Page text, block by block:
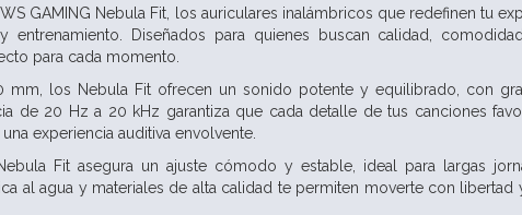
GAMING Nebula Fit, los auriculares inalámbricos que redefinen tu
Diseñados para quienes buscan calidad,
para cada momento.
mm, los Nebula Fit ofrecen un sonido potente y equilibrado, con
de 20 Hz a 20 kHz garantiza que cada detalle de tus canciones
experiencia auditiva envolvente.
Fit asegura un ajuste cómodo y estable, ideal para largas
al agua y materiales de alta calidad te permiten moverte con